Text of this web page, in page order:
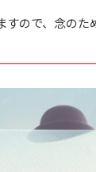
ので、念のた